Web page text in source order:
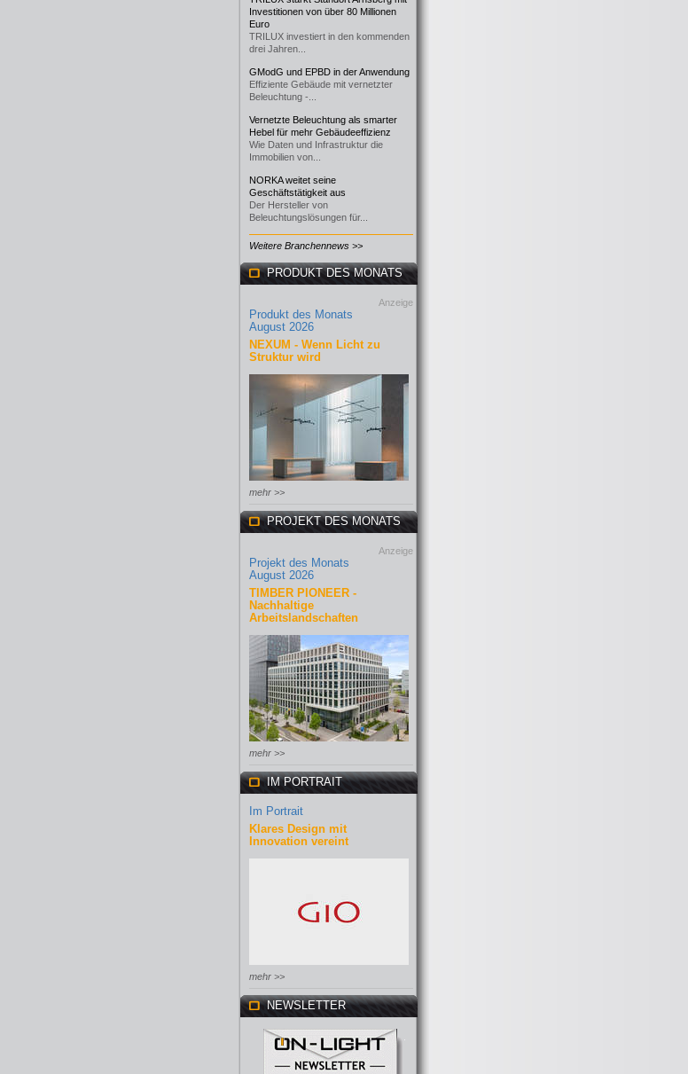
Investitionen von über 80 Millionen
Euro
TRILUX investiert in den kommenden
drei Jahren...
GModG und EPBD in der Anwendung
Effiziente Gebäude mit vernetzter
Beleuchtung -...
Vernetzte Beleuchtung als smarter
Hebel für mehr Gebäudeeffizienz
Wie Daten und Infrastruktur die
Immobilien von...
NORKA weitet seine
Geschäftstätigkeit aus
Der Hersteller von
Beleuchtungslösungen für...
Weitere Branchennews >>
PRODUKT DES MONATS
Anzeige
Produkt des Monats
August 2026
NEXUM - Wenn Licht zu
Struktur wird
mehr >>
PROJEKT DES MONATS
Anzeige
Projekt des Monats
August 2026
TIMBER PIONEER -
Nachhaltige
Arbeitslandschaften
mehr >>
IM PORTRAIT
Im Portrait
Klares Design mit
Innovation vereint
mehr >>
NEWSLETTER